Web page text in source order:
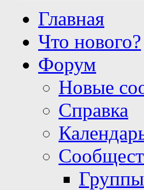
Главная
Что нового?
Форум
Новые
Справка
Группы